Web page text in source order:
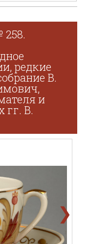
редкие
В.
и
гг. В.
❯